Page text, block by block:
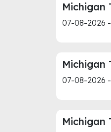
Michigan
07-08-2026
Michigan
07-08-2026
Michigan